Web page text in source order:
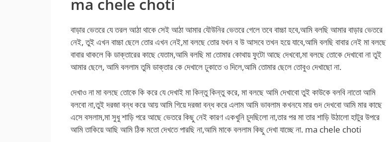
ma chele choti
বাড়ার ভেতরে যে তরল আঠা থাকে সেই আঠা আমার যৌউনির ভেতরে গেলে তবে বাচ্চা হবে,আমি বলছি আমার বাড়ার ভেতরে
নেই, তুই এখন বাচ্চা ছেলে তোর এখন নেই,মা বলছে তোর যখন ব উ আসবে তখন হয়ে যাবে,আমি বলছি বাবার নেই মা বলছে
বাবার থাকলে কি ডাক্তারের কাছে যেতাম,আমি বলছি মা তোমার কোথায় ফুটো আছে দেখবো,মা বলছে তোকে দেখাবো না তুই
আমার ছেলে, আমি বললাম তুমি ডাক্তার কে দেখালে ঢুকাতে ও দিলে,আমি তোমার ছেলে তোবুও দেখাছো না.
দেখাও না মা বলছে তোকে কি করে যে দেখাই মা কিন্তু কিন্তু করে, মা বলছে আমি দেখাবো তুই কাউকে বলবি নাতো আমি
বলবো না,তুই দরজা বন্ধ করে আয় আমি গিয়ে দরজা বন্ধ করে এলাম আমি ভাবলাম কখনযে মার গুদ দেখবো আমি মার কাছে
এসে বসলাম,মা সুধু শাড়ি পরে আছে ভেতরে কিছু নেই কারণ একখুনি চুদছিলো না,তার পর মা তার শাড়ি উঠালো হাটুর উপরে
আমি তাকিয়ে আছি আমি ঠিক মতো দেখতে পারছি না,আমি মাকে বললাম কিছু দেখা যাচ্ছে না. ma chele choti